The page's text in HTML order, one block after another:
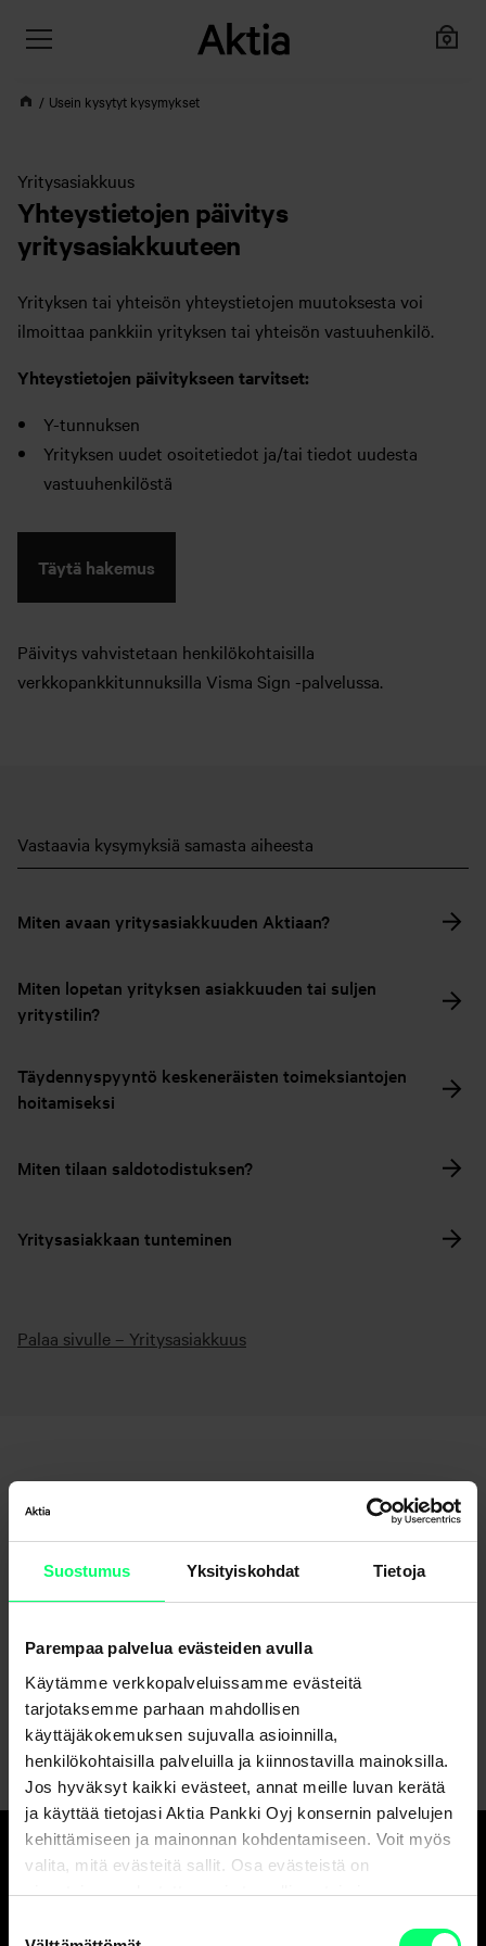
Suostumus Yksityiskohdat Tietoja
Parempaa palvelua evästeiden avulla
Käytämme verkkopalveluissamme evästeitä
tarjotaksemme parhaan mahdollisen
käyttäjäkokemuksen sujuvalla asioinnilla,
henkilökohtaisilla palveluilla ja kiinnostavilla mainoksilla.
Jos hyväksyt kaikki evästeet, annat meille luvan kerätä
ja käyttää tietojasi Aktia Pankki Oyj konsernin palvelujen
kehittämiseen ja mainonnan kohdentamiseen. Voit myös
valita, mitä evästeitä sallit. Osa evästeistä on
sivustojemme luotettavan ja turvallisen toiminnan
Usein kysytyt kysymykset
Yritysasiakkuus
Yhteystietojen päivitys
yritysasiakkuuteen
Yrityksen tai yhteisön yhteystietojen muutoksesta voi
ilmoittaa pankkiin yrityksen tai yhteisön vastuuhenkilö.
Yhteystietojen päivitykseen tarvitset:
Y-tunnuksen
Yrityksen uudet osoitetiedot ja/tai tiedot uudesta
vastuuhenkilöstä
Täytä hakemus
Päivitys vahvistetaan henkilökohtaisilla
verkkopankkitunnuksilla Visma Sign -palvelussa.
Vastaavia kysymyksiä samasta aiheesta
Miten avaan yritysasiakkuuden Aktiaan?
Miten lopetan yrityksen asiakkuuden tai suljen
yritystilin?
Täydennyspyyntö keskeneräisten toimeksiantojen
hoitamiseksi
Miten tilaan saldotodistuksen?
Yritysasiakkaan tunteminen
Palaa sivulle – Yritysasiakkuus
Etkö löydä etsimääsi?
Lähetä viesti verkkopankissa
Hyvä pankki.